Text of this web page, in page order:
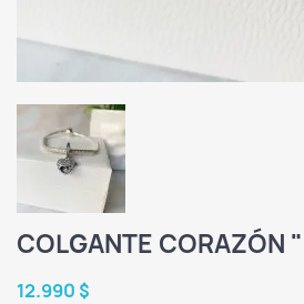
COLGANTE CORAZÓN
12.990 $